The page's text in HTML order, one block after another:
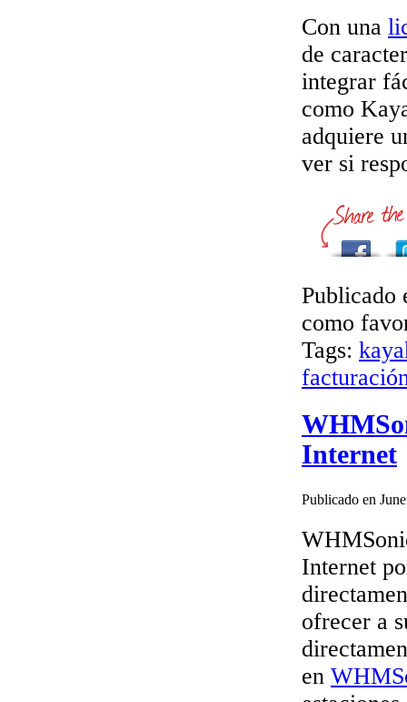
Con una
de
integrar
como
adquiere
ver si
Publicado
como
Tags:
Internet
Publicado en
Internet
ofrecer a
en